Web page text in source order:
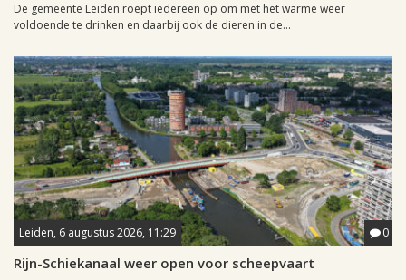
De gemeente Leiden roept iedereen op om met het warme weer
voldoende te drinken en daarbij ook de dieren in de...
Leiden, 6 augustus 2026, 11:29 0
Rijn-Schiekanaal weer open voor scheepvaart